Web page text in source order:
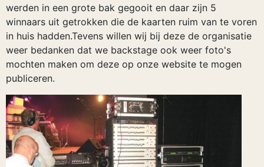
werden in een grote bak gegooit en daar zijn 5
winnaars uit getrokken die de kaarten ruim van te voren
in huis hadden.Tevens willen wij bij deze de organisatie
weer bedanken dat we backstage ook weer foto's
mochten maken om deze op onze website te mogen
publiceren.